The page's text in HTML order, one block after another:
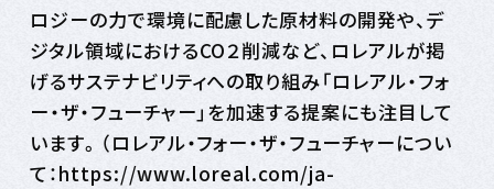
ロジーの力で環境に配慮した原材料の開発や、デ
ジタル領域におけるCO２削減など、ロレアルが掲
げるサステナビリティへの取り組み「ロレアル・フォ
ー・ザ・フューチャー」を加速する提案にも注目して
います。（ロレアル・フォー・ザ・フューチャーについ
て：https://www.loreal.com/ja-